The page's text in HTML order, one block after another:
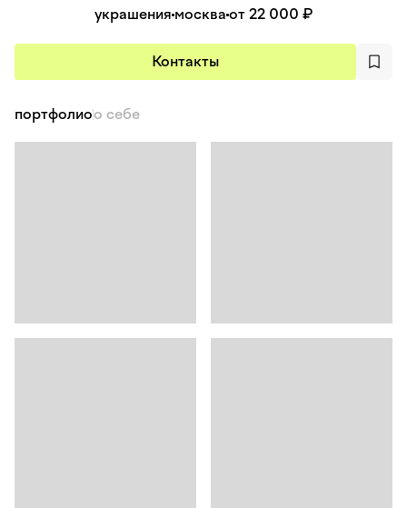
украшения москва от 22 000 ₽
Контакты
портфолиоо себе